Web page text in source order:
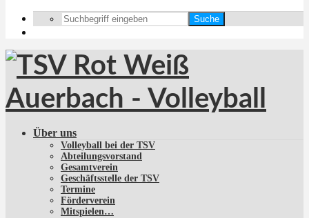
Suche
Über uns
Volleyball bei der TSV
Abteilungsvorstand
Gesamtverein
Geschäftsstelle der TSV
Termine
Förderverein
Mitspielen…